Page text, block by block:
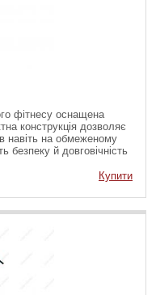
фітнесу оснащена
конструкція дозволяє
навіть на обмеженому
безпеку й довговічність
Купити